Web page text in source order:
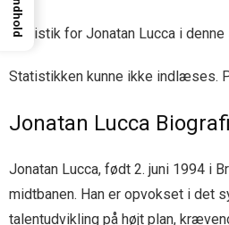
Statistik for Jonatan Lucca i
Statistikken kunne ikke indlæses.
Jonatan Lucca Biografi
Jonatan Lucca, født 2. juni 1994 i
midtbanen. Han er opvokset i det
talentudvikling på højt plan,
Indhold